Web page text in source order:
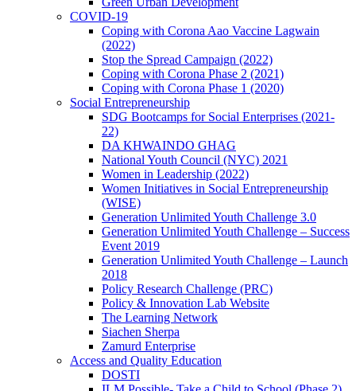
COVID-19
Coping with Corona Aao Vaccine Lagwain
(2022)
Stop the Spread Campaign (2022)
Coping with Corona Phase 2 (2021)
Coping with Corona Phase 1 (2020)
Social Entrepreneurship
SDG Bootcamps for Social Enterprises (2021-
22)
DA KHWAINDO GHAG
National Youth Council (NYC) 2021
Women in Leadership (2022)
Women Initiatives in Social Entrepreneurship
(WISE)
Generation Unlimited Youth Challenge 3.0
Generation Unlimited Youth Challenge – Success
Event 2019
Generation Unlimited Youth Challenge – Launch
2018
Policy Research Challenge (PRC)
Policy & Innovation Lab Website
The Learning Network
Siachen Sherpa
Zamurd Enterprise
Access and Quality Education
DOSTI